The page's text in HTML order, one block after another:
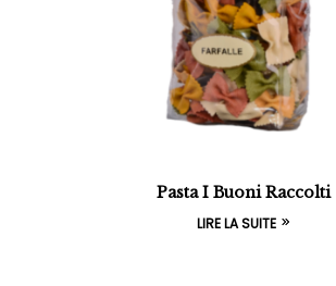
Pasta I Buoni Raccolti
LIRE LA SUITE